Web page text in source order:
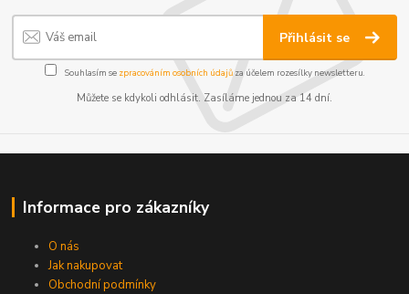
Přihlásit se
Souhlasím se zpracováním osobních údajůza účelem rozesílky newsletteru.
Můžete se kdykoli odhlásit. Zasíláme jednou za 14 dní.
Informace pro zákazníky
O nás
Jak nakupovat
Obchodní podmínky